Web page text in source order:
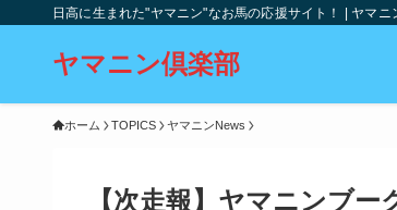
日高に生まれた"ヤマニン"なお馬の応援サイト！ | ヤマニ
ヤマニン倶楽部
ホーム TOPICS ヤマニンNews
【次走報】ヤマニンブ